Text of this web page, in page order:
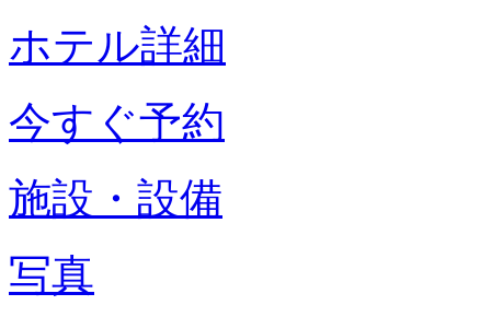
ホテル詳細
今すぐ予約
施設・設備
写真